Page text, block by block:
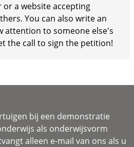
or a website accepting
You can also write an
attention to someone else's
the call to sign the petition!
bij een demonstratie
als onderwijsvorm
alleen e-mail van ons als u